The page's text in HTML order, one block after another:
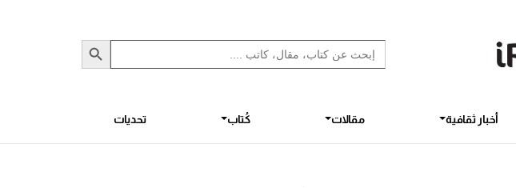
Search
for:
Search Button
أخبار ثقافية مقالات كُتاب تحديات